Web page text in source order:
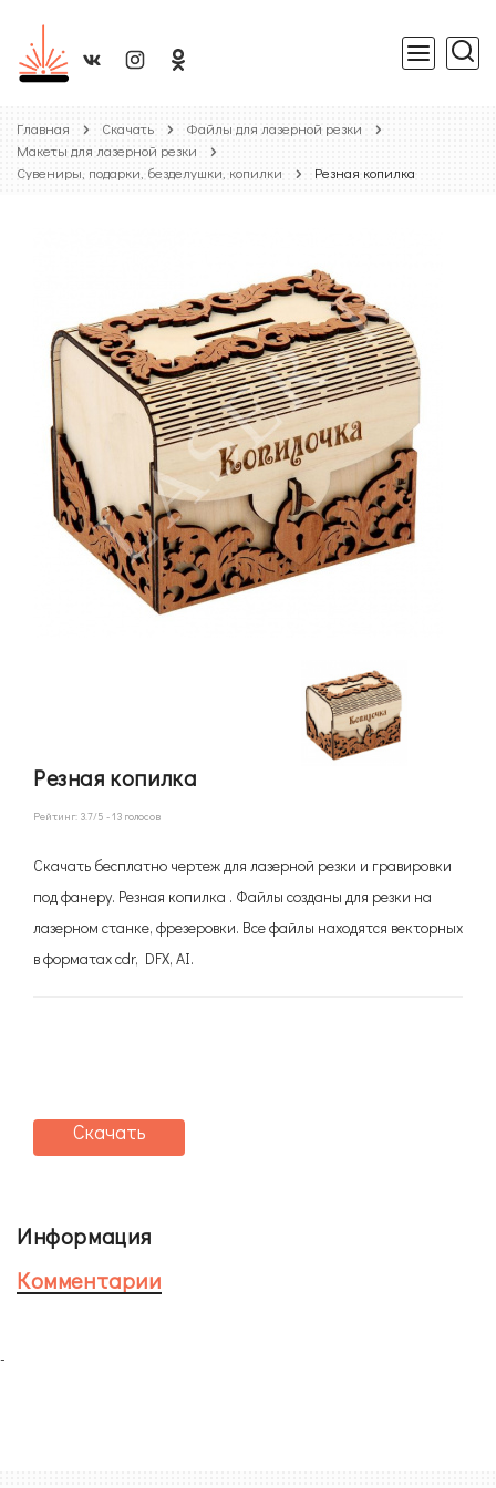
Главная Скачать
Файлы для лазерной резки
Макеты для лазерной резки
Сувениры, подарки, безделушки, копилки
Резная копилка
Резная копилка
Рейтинг: 3.7/5 -13 голосов
Скачать бесплатно чертеж для лазерной резки и гравировки
под фанеру. Резная копилка . Файлы созданы для резки на
лазерном станке, фрезеровки. Все файлы находятся векторных
в форматах cdr, DFX, AI.
Скачать
Информация
Комментарии
-